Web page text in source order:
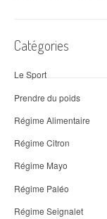
Catégories
Le Sport
Prendre du poids
Régime Alimentaire
Régime Citron
Régime Mayo
Régime Paléo
Régime Seignalet